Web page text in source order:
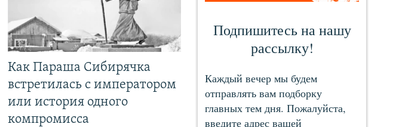
Как Параша Сибирячка
встретилась с императором
или история одного
компромисса